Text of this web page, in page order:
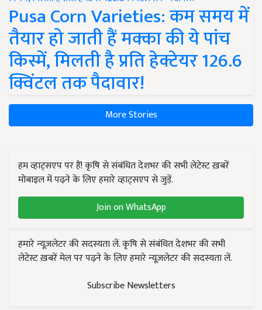
Pusa Corn Varieties: कम समय में
तैयार हो जाती हैं मक्का की ये पांच
किस्में, मिलती है प्रति हेक्टेयर 126.6
क्विंटल तक पैदावार!
More Stories
हम व्हाट्सएप पर हैं! कृषि से संबंधित देशभर की सभी लेटेस्ट ख़बरें
मोबाइल में पढ़ने के लिए हमारे व्हाट्सएप से जुड़ें.
Join on WhatsApp
हमारे न्यूज़लेटर की सदस्यता लें. कृषि से संबंधित देशभर की सभी
लेटेस्ट ख़बरें मेल पर पढ़ने के लिए हमारे न्यूज़लेटर की सदस्यता लें.
Subscribe Newsletters